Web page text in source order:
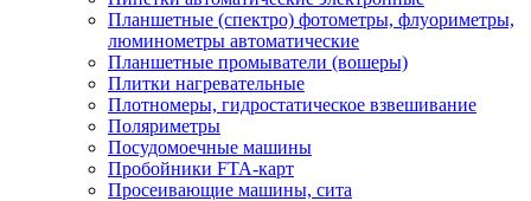
Планшетные (спектро) фотометры, флуориметры,
люминометры автоматические
Планшетные промыватели (вошеры)
Плитки нагревательные
Плотномеры, гидростатическое взвешивание
Поляриметры
Посудомоечные машины
Пробойники FTA-карт
Просеивающие машины, сита